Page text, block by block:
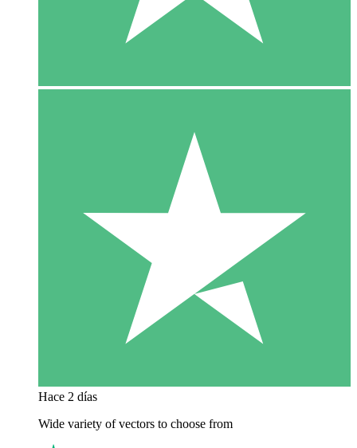
Hace 2 días
Wide variety of vectors to choose from